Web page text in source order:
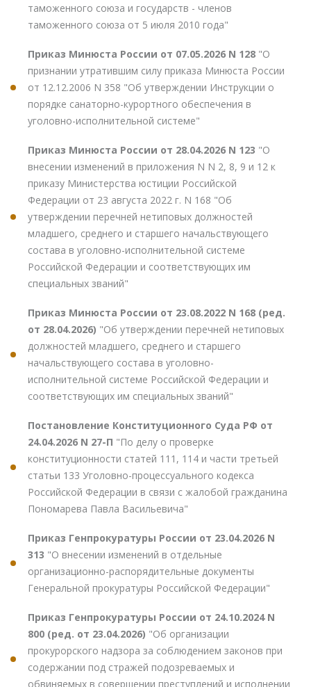
таможенного союза и государств - членов
таможенного союза от 5 июля 2010 года"
Приказ Минюста России от 07.05.2026 N 128 "О
признании утратившим силу приказа Минюста России
от 12.12.2006 N 358 "Об утверждении Инструкции о
порядке санаторно-курортного обеспечения в
уголовно-исполнительной системе"
Приказ Минюста России от 28.04.2026 N 123 "О
внесении изменений в приложения N N 2, 8, 9 и 12 к
приказу Министерства юстиции Российской
Федерации от 23 августа 2022 г. N 168 "Об
утверждении перечней нетиповых должностей
младшего, среднего и старшего начальствующего
состава в уголовно-исполнительной системе
Российской Федерации и соответствующих им
специальных званий"
Приказ Минюста России от 23.08.2022 N 168 (ред.
от 28.04.2026) "Об утверждении перечней нетиповых
должностей младшего, среднего и старшего
начальствующего состава в уголовно-
исполнительной системе Российской Федерации и
соответствующих им специальных званий"
Постановление Конституционного Суда РФ от
24.04.2026 N 27-П "По делу о проверке
конституционности статей 111, 114 и части третьей
статьи 133 Уголовно-процессуального кодекса
Российской Федерации в связи с жалобой гражданина
Пономарева Павла Васильевича"
Приказ Генпрокуратуры России от 23.04.2026 N
313 "О внесении изменений в отдельные
организационно-распорядительные документы
Генеральной прокуратуры Российской Федерации"
Приказ Генпрокуратуры России от 24.10.2024 N
800 (ред. от 23.04.2026) "Об организации
прокурорского надзора за соблюдением законов при
содержании под стражей подозреваемых и
обвиняемых в совершении преступлений и исполнении